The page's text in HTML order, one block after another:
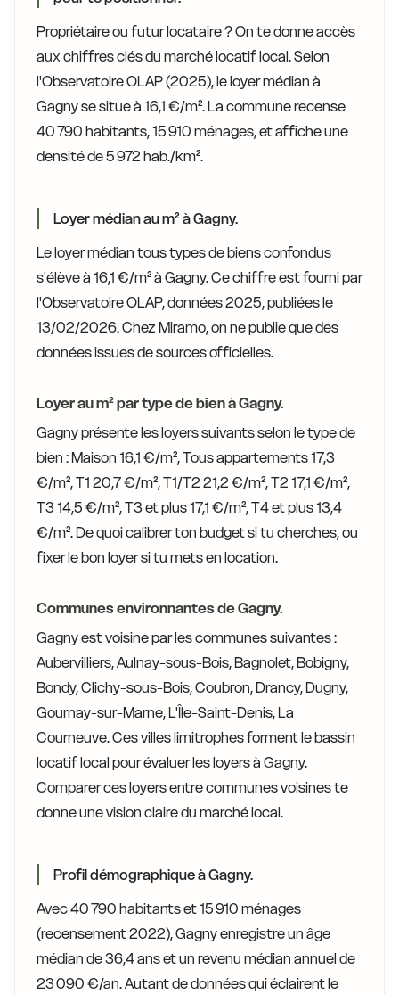
Propriétaire ou futur locataire ? On te donne accès
aux chiffres clés du marché locatif local. Selon
l'Observatoire OLAP (2025), le loyer médian à
Gagny se situe à 16,1 €/m². La commune recense
40 790 habitants, 15 910 ménages, et affiche une
densité de 5 972 hab./km².
Loyer médian au m² à Gagny.
Le loyer médian tous types de biens confondus
s'élève à 16,1 €/m² à Gagny. Ce chiffre est fourni par
l'Observatoire OLAP, données 2025, publiées le
13/02/2026. Chez Miramo, on ne publie que des
données issues de sources officielles.
Loyer au m² par type de bien à Gagny.
Gagny présente les loyers suivants selon le type de
bien : Maison 16,1 €/m², Tous appartements 17,3
€/m², T1 20,7 €/m², T1/T2 21,2 €/m², T2 17,1 €/m²,
T3 14,5 €/m², T3 et plus 17,1 €/m², T4 et plus 13,4
€/m². De quoi calibrer ton budget si tu cherches, ou
fixer le bon loyer si tu mets en location.
Communes environnantes de Gagny.
Gagny est voisine par les communes suivantes :
Aubervilliers, Aulnay-sous-Bois, Bagnolet, Bobigny,
Bondy, Clichy-sous-Bois, Coubron, Drancy, Dugny,
Gournay-sur-Marne, L'Île-Saint-Denis, La
Courneuve. Ces villes limitrophes forment le bassin
locatif local pour évaluer les loyers à Gagny.
Comparer ces loyers entre communes voisines te
donne une vision claire du marché local.
Profil démographique à Gagny.
Avec 40 790 habitants et 15 910 ménages
(recensement 2022), Gagny enregistre un âge
médian de 36,4 ans et un revenu médian annuel de
23 090 €/an. Autant de données qui éclairent le